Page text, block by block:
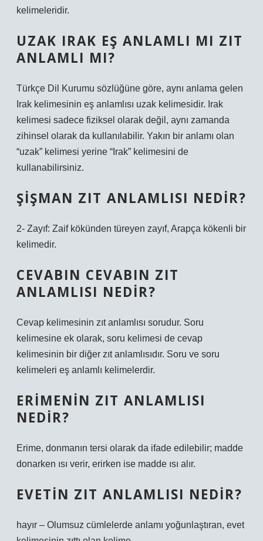
kelimeleridir.
UZAK IRAK EŞ ANLAMLI MI ZIT
ANLAMLI MI?
Türkçe Dil Kurumu sözlüğüne göre, aynı anlama gelen
Irak kelimesinin eş anlamlısı uzak kelimesidir. Irak
kelimesi sadece fiziksel olarak değil, aynı zamanda
zihinsel olarak da kullanılabilir. Yakın bir anlamı olan
“uzak” kelimesi yerine “Irak” kelimesini de
kullanabilirsiniz.
ŞIŞMAN ZIT ANLAMLISI NEDIR?
2- Zayıf: Zaif kökünden türeyen zayıf, Arapça kökenli bir
kelimedir.
CEVABIN CEVABIN ZIT
ANLAMLISI NEDIR?
Cevap kelimesinin zıt anlamlısı sorudur. Soru
kelimesine ek olarak, soru kelimesi de cevap
kelimesinin bir diğer zıt anlamlısıdır. Soru ve soru
kelimeleri eş anlamlı kelimelerdir.
ERIMENIN ZIT ANLAMLISI
NEDIR?
Erime, donmanın tersi olarak da ifade edilebilir; madde
donarken ısı verir, erirken ise madde ısı alır.
EVETIN ZIT ANLAMLISI NEDIR?
hayır – Olumsuz cümlelerde anlamı yoğunlaştıran, evet